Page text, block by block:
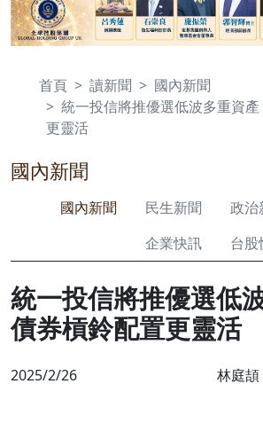
首頁 讀新聞
國內新聞
統一投信將推優選低波多重資
更靈活
國內新聞
國內新聞 民生新聞 政治
企業快訊
台股
統一投信將推優選低
債券槓鈴配置更靈活
2025/2/26 林庭頡